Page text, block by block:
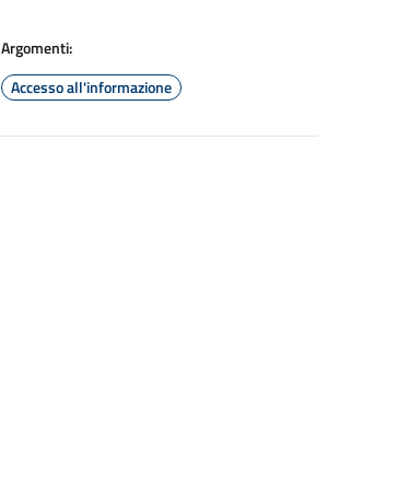
Argomenti:
Accesso all'informazione